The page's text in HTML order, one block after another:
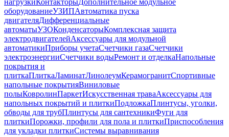
нагрузкиКонтакторыДополнительное модульное
оборудованиеУЗИПАвтоматика пуска
двигателяДифференциальные
автоматыУЗОКонденсаторыКомплексная защита
электродвигателейАксессуары для модульной
автоматикиПриборы учетаСчетчики газаСчетчики
электроэнергииСчетчики водыРемонт и отделкаНапольные
покрытия и
плиткаПлиткаЛаминатЛинолеумКерамогранитСпортивные
напольные покрытияВиниловые
полыКовролинПаркетИскусственная траваАксессуары для
напольных покрытий и плиткиПодложкаПлинтусы, уголки,
обводы для трубПлинтусы для сантехникиФуги для
плиткиПорожки, профили для пола и плиткиПриспособления
для укладки плиткиСистемы выравнивания